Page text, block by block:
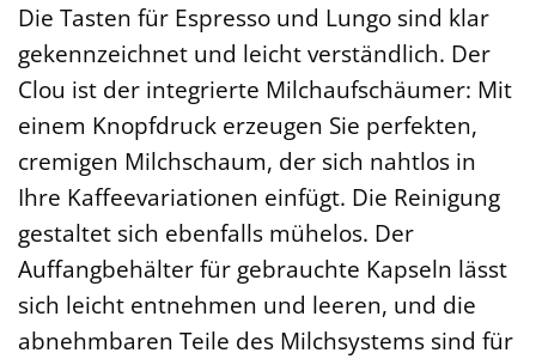
Die Tasten für Espresso und Lungo sind klar
gekennzeichnet und leicht verständlich. Der
Clou ist der integrierte Milchaufschäumer: Mit
einem Knopfdruck erzeugen Sie perfekten,
cremigen Milchschaum, der sich nahtlos in
Ihre Kaffeevariationen einfügt. Die Reinigung
gestaltet sich ebenfalls mühelos. Der
Auffangbehälter für gebrauchte Kapseln lässt
sich leicht entnehmen und leeren, und die
abnehmbaren Teile des Milchsystems sind für